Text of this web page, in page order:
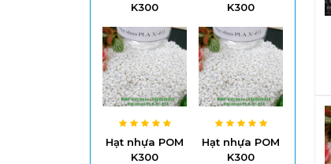
K300
K300
Hạt nhựa POM
K300
Hạt nhựa POM
K300